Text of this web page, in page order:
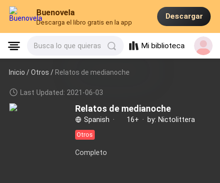
Buenovela
Descarga el libro gratis en la app
Descargar
Busca lo que quieras Mi biblioteca
Inicio /Otros / Relatos de medianoche
Last Updated: 2021-06-03
Relatos de medianoche
Spanish · 16+ · by: Nictolittera
Otros
Completo